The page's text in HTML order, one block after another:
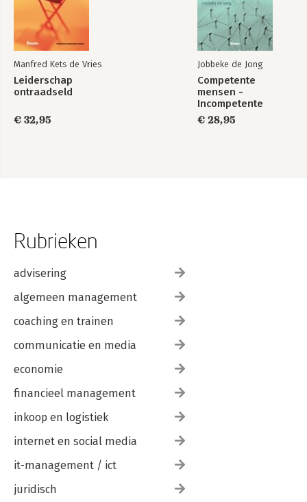
Manfred Kets de Vries
Leiderschap
ontraadseld
€ 32,95
Jobbeke de Jong
Competente
mensen -
Incompetente
teams
€ 28,95
Rubrieken
advisering
algemeen management
coaching en trainen
communicatie en media
economie
financieel management
inkoop en logistiek
internet en social media
it-management / ict
juridisch